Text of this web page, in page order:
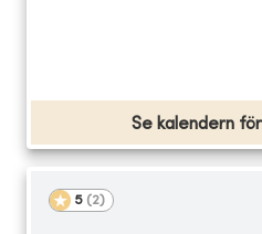
Se kalendern
5 (2)